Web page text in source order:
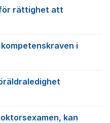
för rättighet att
i
kan